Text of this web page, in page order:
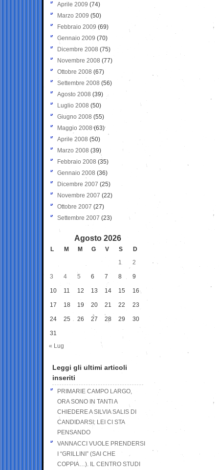
Aprile 2009 (74)
Marzo 2009 (50)
Febbraio 2009 (69)
Gennaio 2009 (70)
Dicembre 2008 (75)
Novembre 2008 (77)
Ottobre 2008 (67)
Settembre 2008 (56)
Agosto 2008 (39)
Luglio 2008 (50)
Giugno 2008 (55)
Maggio 2008(63)
Aprile 2008 (50)
Marzo 2008 (39)
Febbraio 2008 (35)
Gennaio 2008 (36)
Dicembre 2007 (25)
Novembre 2007 (22)
Ottobre 2007 (27)
Settembre 2007 (23)
Agosto 2026
L M M G V S
D
1
2
3 4 5 6 7 8 9
10 11 12 13 14 15 16
17 18 19 20 21 22 23
24 25 26 27 28 29 30
31
« Lug
Leggi gli ultimi articoli
inseriti
PRIMARIE CAMPO LARGO,
ORA SONO IN TANTI A
CHIEDERE A SILVIA SALIS DI
CANDIDARSI: LEI CI STA
PENSANDO
VANNACCI VUOLE PRENDERSI
I “GRILLINI” (SAI CHE
COPPIA…). IL CENTRO STUDI